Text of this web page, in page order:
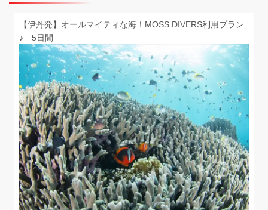
【伊丹発】オールマイティな海！MOSS DIVERS利用プラン
♪ 5日間